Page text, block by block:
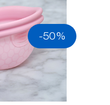
-50%